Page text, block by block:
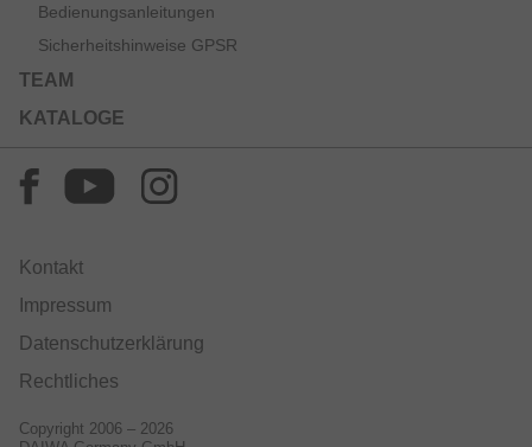
Bedienungsanleitungen
Sicherheitshinweise GPSR
TEAM
KATALOGE
Kontakt
Impressum
Datenschutzerklärung
Rechtliches
Copyright 2006 – 2026